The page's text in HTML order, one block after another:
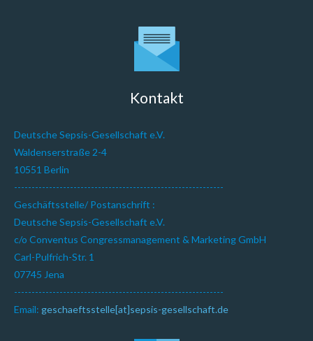
Kontakt
Deutsche Sepsis-Gesellschaft e.V.
Waldenserstraße 2-4
10551 Berlin
------------------------------------------------------------
Geschäftsstelle/ Postanschrift :
Deutsche Sepsis-Gesellschaft e.V.
c/o Conventus Congressmanagement & Marketing GmbH
Carl-Pulfrich-Str. 1
07745 Jena
------------------------------------------------------------
Email: geschaeftsstelle[at]sepsis-gesellschaft.de